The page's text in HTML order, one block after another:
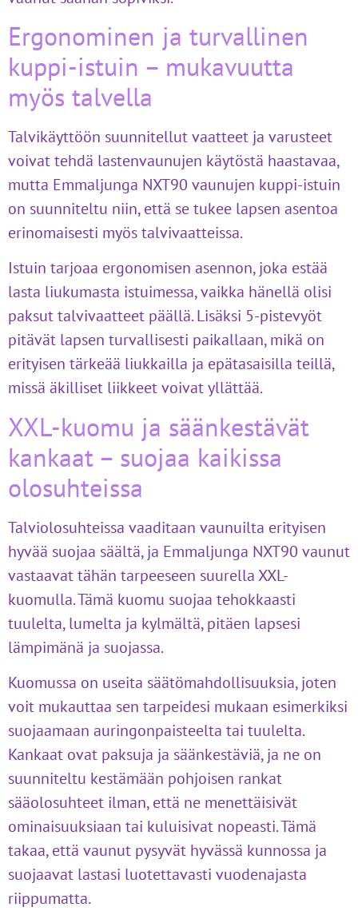
Ergonominen ja turvallinen
kuppi-istuin – mukavuutta
myös talvella
Talvikäyttöön suunnitellut vaatteet ja varusteet
voivat tehdä lastenvaunujen käytöstä haastavaa,
mutta Emmaljunga NXT90 vaunujen kuppi-istuin
on suunniteltu niin, että se tukee lapsen asentoa
erinomaisesti myös talvivaatteissa.
Istuin tarjoaa ergonomisen asennon, joka estää
lasta liukumasta istuimessa, vaikka hänellä olisi
paksut talvivaatteet päällä. Lisäksi 5-pistevyöt
pitävät lapsen turvallisesti paikallaan, mikä on
erityisen tärkeää liukkailla ja epätasaisilla teillä,
missä äkilliset liikkeet voivat yllättää.
XXL-kuomu ja säänkestävät
kankaat – suojaa kaikissa
olosuhteissa
Talviolosuhteissa vaaditaan vaunuilta erityisen
hyvää suojaa säältä, ja Emmaljunga NXT90 vaunut
vastaavat tähän tarpeeseen suurella XXL-
kuomulla. Tämä kuomu suojaa tehokkaasti
tuulelta, lumelta ja kylmältä, pitäen lapsesi
lämpimänä ja suojassa.
Kuomussa on useita säätömahdollisuuksia, joten
voit mukauttaa sen tarpeidesi mukaan esimerkiksi
suojaamaan auringonpaisteelta tai tuulelta.
Kankaat ovat paksuja ja säänkestäviä, ja ne on
suunniteltu kestämään pohjoisen rankat
sääolosuhteet ilman, että ne menettäisivät
ominaisuuksiaan tai kuluisivat nopeasti. Tämä
takaa, että vaunut pysyvät hyvässä kunnossa ja
suojaavat lastasi luotettavasti vuodenajasta
riippumatta.